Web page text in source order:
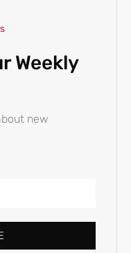
Weekly
new